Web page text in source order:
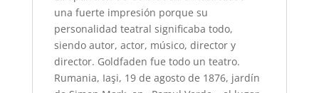
una fuerte impresión porque su
personalidad teatral significaba todo,
siendo autor, actor, músico, director y
director. Goldfaden fue todo un teatro.
Rumania, Iaşi, 19 de agosto de 1876, jardín